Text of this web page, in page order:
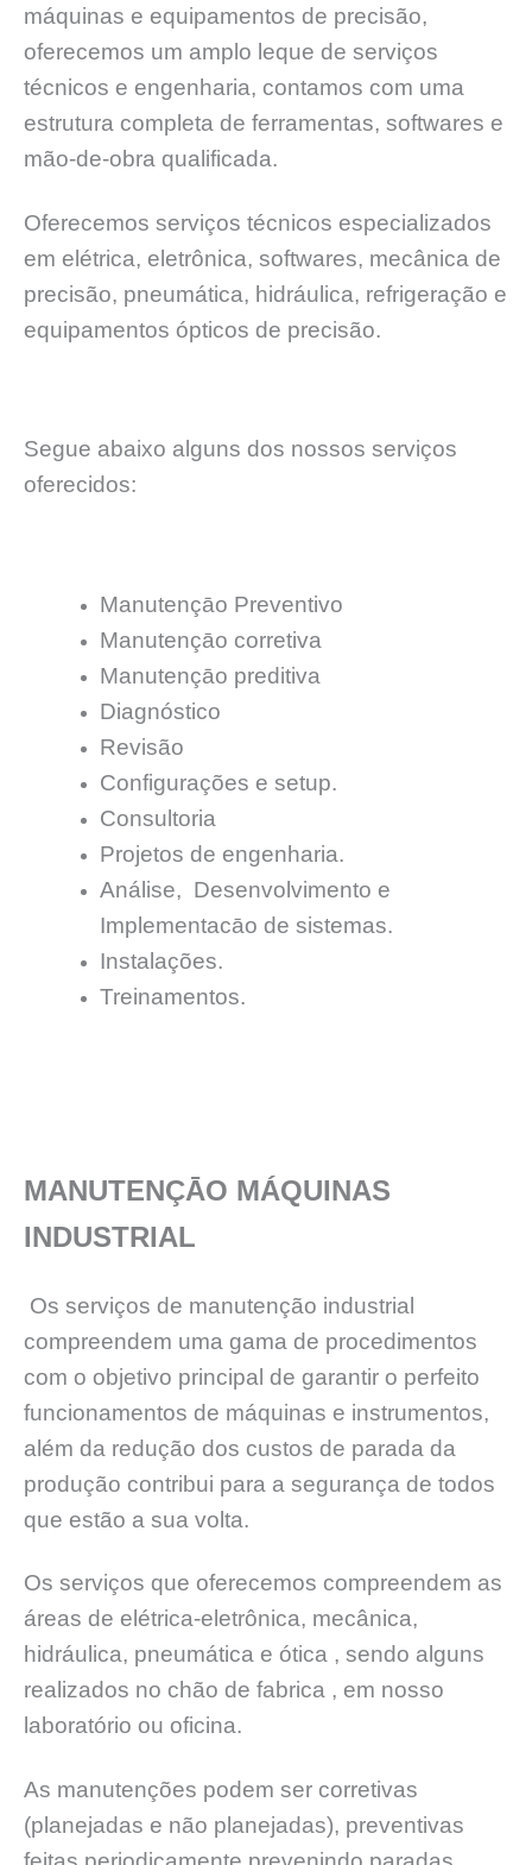
máquinas e equipamentos de precisão,
oferecemos um amplo leque de serviços
técnicos e engenharia, contamos com uma
estrutura completa de ferramentas, softwares e
mão-de-obra qualificada.
Oferecemos serviços técnicos especializados
em elétrica, eletrônica, softwares, mecânica de
precisão, pneumática, hidráulica, refrigeração e
equipamentos ópticos de precisão.
Segue abaixo alguns dos nossos serviços
oferecidos:
Manutençāo Preventivo
Manutençāo corretiva
Manutençāo preditiva
Diagnóstico
Revisão
Configurações e setup.
Consultoria
Projetos de engenharia.
Análise, Desenvolvimento e
Implementacāo de sistemas.
Instalações.
Treinamentos.
MANUTENÇĀO MÁQUINAS
INDUSTRIAL
Os serviços de manutenção industrial
compreendem uma gama de procedimentos
com o objetivo principal de garantir o perfeito
funcionamentos de máquinas e instrumentos,
além da redução dos custos de parada da
produção contribui para a segurança de todos
que estão a sua volta.
Os serviços que oferecemos compreendem as
áreas de elétrica-eletrônica, mecânica,
hidráulica, pneumática e ótica , sendo alguns
realizados no chão de fabrica , em nosso
laboratório ou oficina.
As manutenções podem ser corretivas
(planejadas e não planejadas), preventivas